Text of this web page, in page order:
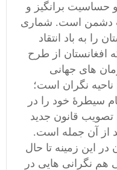
حساسیت برانگیز و
دشمن است. شماری
را به باد انتقاد
افغانستان از طرح
های جهانی
ناحیه نگران است؛
سیطرۀ خود را در
تصویب قانون جدید
از آن جمله است.
این زمینه تا حال
نگرانی هایی در